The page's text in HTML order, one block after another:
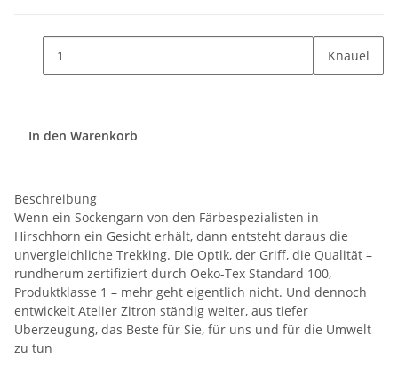
Knäuel
In den Warenkorb
Beschreibung
Wenn ein Sockengarn von den Färbespezialisten in
Hirschhorn ein Gesicht erhält, dann entsteht daraus die
unvergleichliche Trekking. Die Optik, der Griff, die Qualität –
rundherum zertifiziert durch Oeko-Tex Standard 100,
Produktklasse 1 – mehr geht eigentlich nicht. Und dennoch
entwickelt Atelier Zitron ständig weiter, aus tiefer
Überzeugung, das Beste für Sie, für uns und für die Umwelt
zu tun